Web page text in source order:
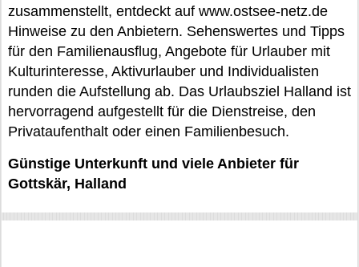
zusammenstellt, entdeckt auf www.ostsee-netz.de
Hinweise zu den Anbietern. Sehenswertes und Tipps
für den Familienausflug, Angebote für Urlauber mit
Kulturinteresse, Aktivurlauber und Individualisten
runden die Aufstellung ab. Das Urlaubsziel Halland ist
hervorragend aufgestellt für die Dienstreise, den
Privataufenthalt oder einen Familienbesuch.
Günstige Unterkunft und viele Anbieter für
Gottskär, Halland